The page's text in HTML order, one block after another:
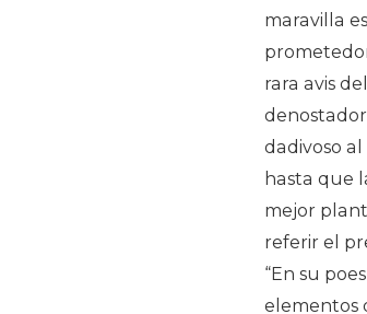
maravilla
rara avis
dadivoso
hasta que
mejor
referir el
“En su
elementos